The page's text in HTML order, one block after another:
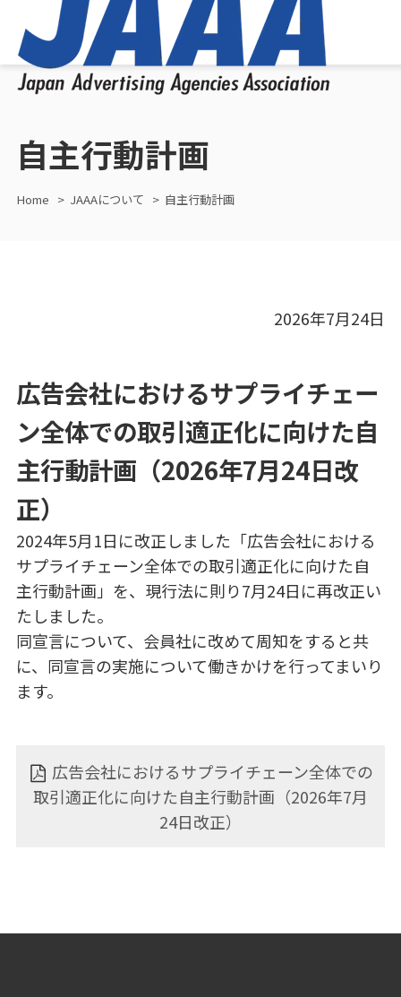
自主行動計画
Home JAAAについて 自主行動計画
2026年7月24日
広告会社におけるサプライチェー
ン全体での取引適正化に向けた自
主行動計画（2026年7月24日改
正）
2024年5月1日に改正しました「広告会社における
サプライチェーン全体での取引適正化に向けた自
主行動計画」を、現行法に則り7月24日に再改正い
たしました。
同宣言について、会員社に改めて周知をすると共
に、同宣言の実施について働きかけを行ってまいり
ます。
広告会社におけるサプライチェーン全体での
取引適正化に向けた自主行動計画（2026年7月
24日改正）